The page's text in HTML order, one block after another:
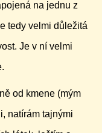
na jednu z
tedy velmi důležitá
Je v ní velmi
od kmene (mým
natírám tajnými